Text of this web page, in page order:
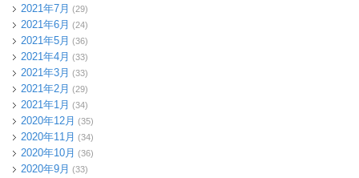
2021年7月 (29)
2021年6月 (24)
2021年5月 (36)
2021年4月 (33)
2021年3月 (33)
2021年2月 (29)
2021年1月 (34)
2020年12月 (35)
2020年11月 (34)
2020年10月 (36)
2020年9月 (33)